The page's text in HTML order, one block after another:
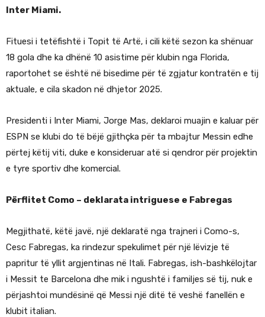
Inter Miami.
Fituesi i tetëfishtë i Topit të Artë, i cili këtë sezon ka shënuar
18 gola dhe ka dhënë 10 asistime për klubin nga Florida,
raportohet se është në bisedime për të zgjatur kontratën e tij
aktuale, e cila skadon në dhjetor 2025.
Presidenti i Inter Miami, Jorge Mas, deklaroi muajin e kaluar për
ESPN se klubi do të bëjë gjithçka për ta mbajtur Messin edhe
përtej këtij viti, duke e konsideruar atë si qendror për projektin
e tyre sportiv dhe komercial.
Përflitet Como – deklarata intriguese e Fabregas
Megjithatë, këtë javë, një deklaratë nga trajneri i Como-s,
Cesc Fabregas, ka rindezur spekulimet për një lëvizje të
papritur të yllit argjentinas në Itali. Fabregas, ish-bashkëlojtar
i Messit te Barcelona dhe mik i ngushtë i familjes së tij, nuk e
përjashtoi mundësinë që Messi një ditë të veshë fanellën e
klubit italian.